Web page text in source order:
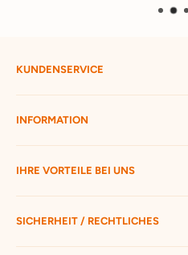
KUNDENSERVICE
Mein Konto
Widerruf starten
Bestellung verfolgen
Passwort vergessen
Kontakt
INFORMATION
Versandbedingungen
Ratgeber
Hofmax stellt sich vor
IHRE VORTEILE BEI UNS
ca. 3.500 Produkte zur Auswahl
Nur 25 € Mindestbestellwert
Schneller Versand mit DHL
SICHERHEIT / RECHTLICHES
Unsere AGB